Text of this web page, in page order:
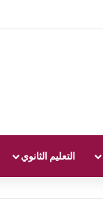
التعليم الثانوي